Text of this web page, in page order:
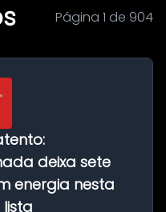
Página 1 de 904
deixa sete
energia nesta